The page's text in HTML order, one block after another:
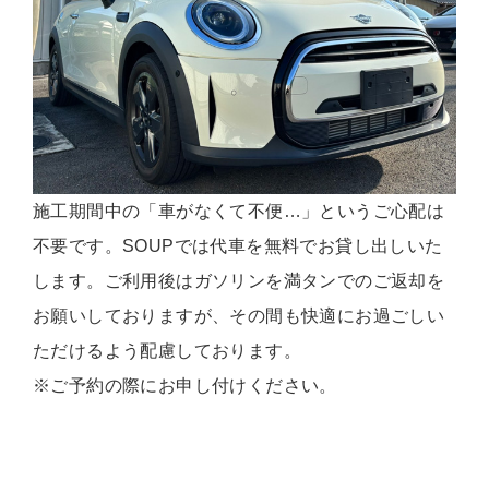
施工期間中の「車がなくて不便…」というご心配は
不要です。SOUPでは代車を無料でお貸し出しいた
します。ご利用後はガソリンを満タンでのご返却を
お願いしておりますが、その間も快適にお過ごしい
ただけるよう配慮しております。
※ご予約の際にお申し付けください。